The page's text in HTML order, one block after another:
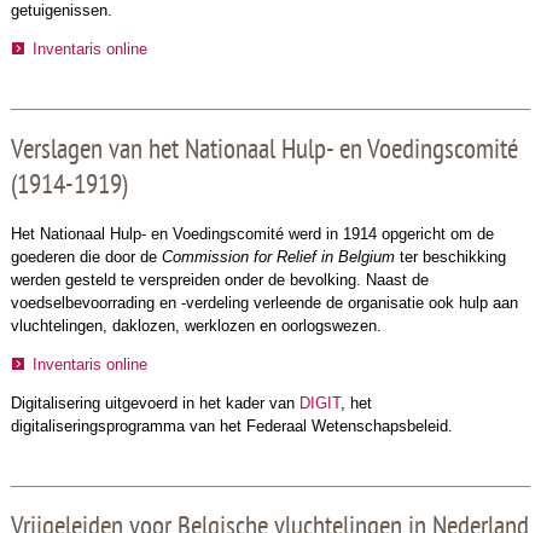
getuigenissen.
Inventaris online
Verslagen van het Nationaal Hulp- en Voedingscomité
(1914-1919)
Het Nationaal Hulp- en Voedingscomité werd in 1914 opgericht om de
goederen die door de Commission for Relief in Belgiumter beschikking
werden gesteld te verspreiden onder de bevolking. Naast de
voedselbevoorrading en -verdeling verleende de organisatie ook hulp aan
vluchtelingen, daklozen, werklozen en oorlogswezen.
Inventaris online
Digitalisering uitgevoerd in het kader van DIGIT, het
digitaliseringsprogramma van het Federaal Wetenschapsbeleid.